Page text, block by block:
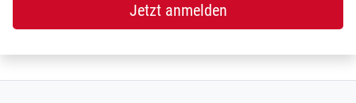
Jetzt anmelden